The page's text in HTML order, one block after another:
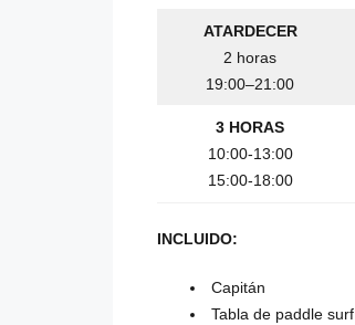
ATARDECER
2 horas
19:00–21:00
3 HORAS
10:00-13:00
15:00-18:00
INCLUIDO:
Capitán
Tabla de paddle surf